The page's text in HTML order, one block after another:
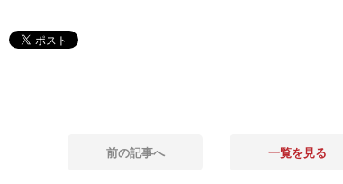
前の記事へ 一覧を見る